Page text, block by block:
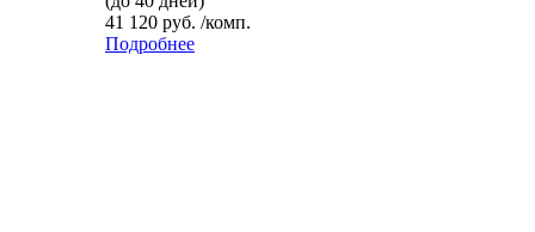
41 120 руб. /комп.
Подробнее